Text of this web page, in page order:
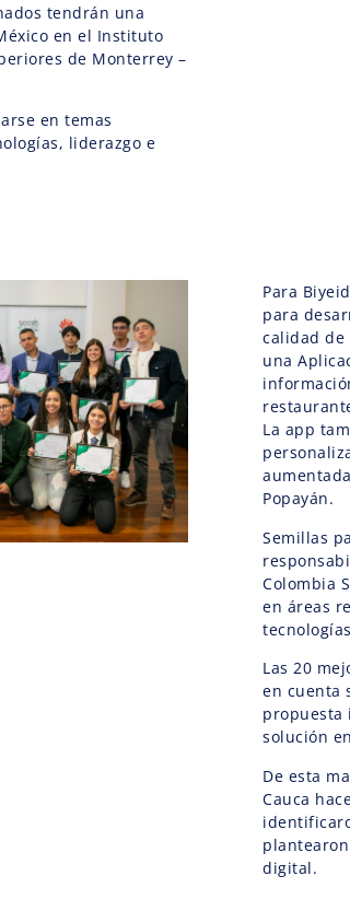
tendrán una
en el Instituto
de Monterrey –
en temas
liderazgo e
Para
para
calidad de
una
La app
Popayán.
Semillas
Colombia
en áreas
Las 20
en cuenta
propuesta
solución
De esta
Cauca
digital.